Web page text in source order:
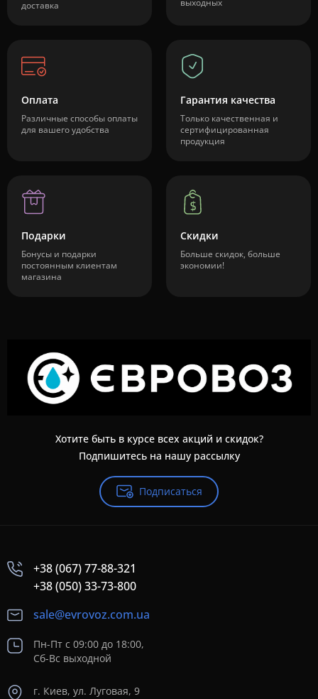
доставка
выходных
Оплата
Различные способы оплаты
для вашего удобства
Гарантия качества
Только качественная и
сертифицированная
продукция
Подарки
Бонусы и подарки
постоянным клиентам
магазина
Скидки
Больше скидок, больше
экономии!
Хотите быть в курсе всех акций и скидок?
Подпишитесь на нашу рассылку
Подписаться
+38 (067) 77-88-321
+38 (050) 33-73-800
sale@evrovoz.com.ua
Пн-Пт с 09:00 до 18:00,
Сб-Вс выходной
г. Киев, ул. Луговая, 9